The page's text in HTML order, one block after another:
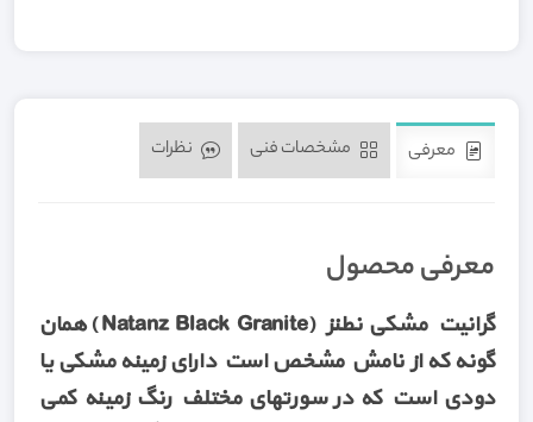
معرفی
معرفی محصول
گرانیت مشکی نطنز (Natanz Black Granite) همان
گونه که از نامش مشخص است دارای زمینه مشکی یا
دودی است که در سورتهای مختلف رنگ زمینه کمی